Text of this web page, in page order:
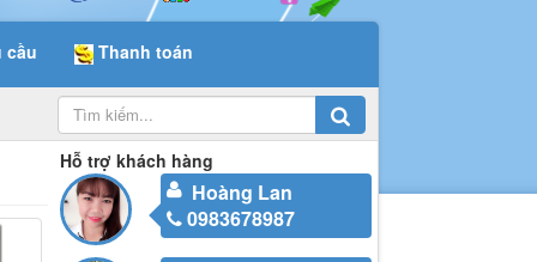
cầu Thanh toán
Hỗ trợ khách hàng
Hoàng Lan
0983678987